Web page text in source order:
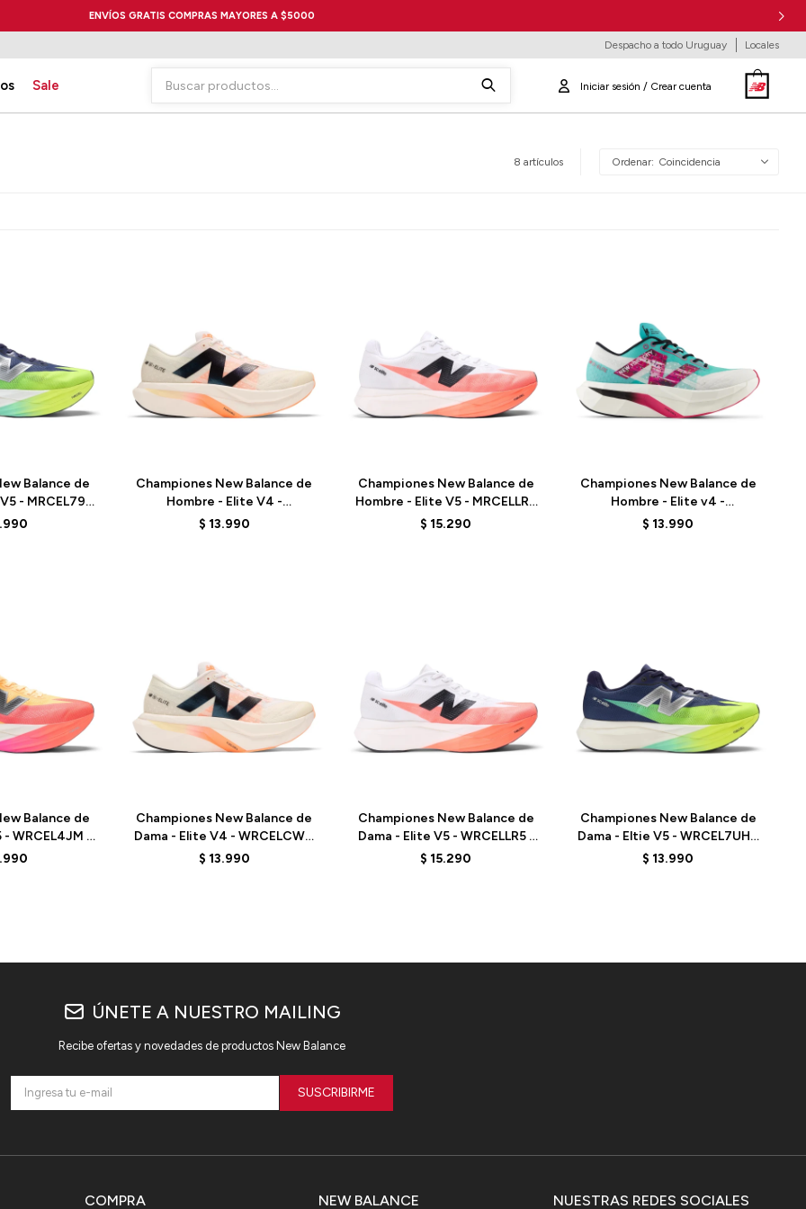
ENVÍOS GRATIS COMPRAS MAYORES A $5000
Sale
Despacho a todo Uruguay Locales
8 artículos Coincidencia
Balance de
- MRCEL79H
Championes New Balance de
Hombre - Elite V4 -
MRCELCW4 - ELD
$ 13.990
Championes New Balance de
Hombre - Elite V5 - MRCELLR5
- ELD
$ 15.290
Championes New Balance de
Hombre - Elite v4 -
MRCELNY4 - ELD
$ 13.990
Balance de
- WRCEL4JM -
Championes New Balance de
Dama - Elite V4 - WRCELCW4
- ELD
$ 13.990
Championes New Balance de
Dama - Elite V5 - WRCELLR5 -
ELD
$ 15.290
Championes New Balance de
Dama - Eltie V5 - WRCEL7UH -
PURPLE
$ 13.990
NEW BALANCE
COMPRA NUESTRAS REDES SOCIALES
ÚNETE A NUESTRO MAILING
Recibe ofertas y novedades de productos New Balance
SUSCRIBIRME